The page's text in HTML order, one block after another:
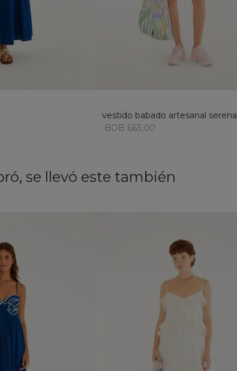
carrito añadir al carrito
vestido babado artesanal serena
BOB 663,00
se llevó este también